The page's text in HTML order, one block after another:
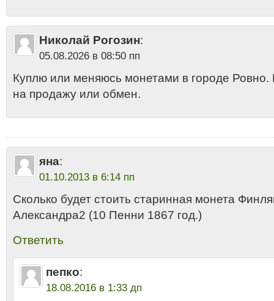
Николай Рогозин:
05.08.2026 в 08:50 пп
Куплю или меняюсь монетами в городе Ровно.
на продажу или обмен.
яна:
01.10.2013 в 6:14 пп
Сколько будет стоить старинная монета
Александра2 (10 Пенни 1867 год.)
Ответить
пепко:
18.08.2016 в 1:33 дп